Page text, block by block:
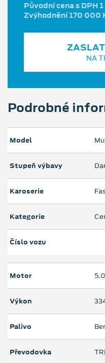
Původní cena s DPH
Zvýhodnění 170 000
NA
Podrobné
Model
Stupeň výbavy
Karoserie
Kategorie
Číslo vozu
Motor
Výkon
Palivo
Převodovka